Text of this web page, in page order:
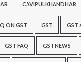
CAVIPULKHANDHAR
ON GST GST GST
GST FAQ GST NEWS